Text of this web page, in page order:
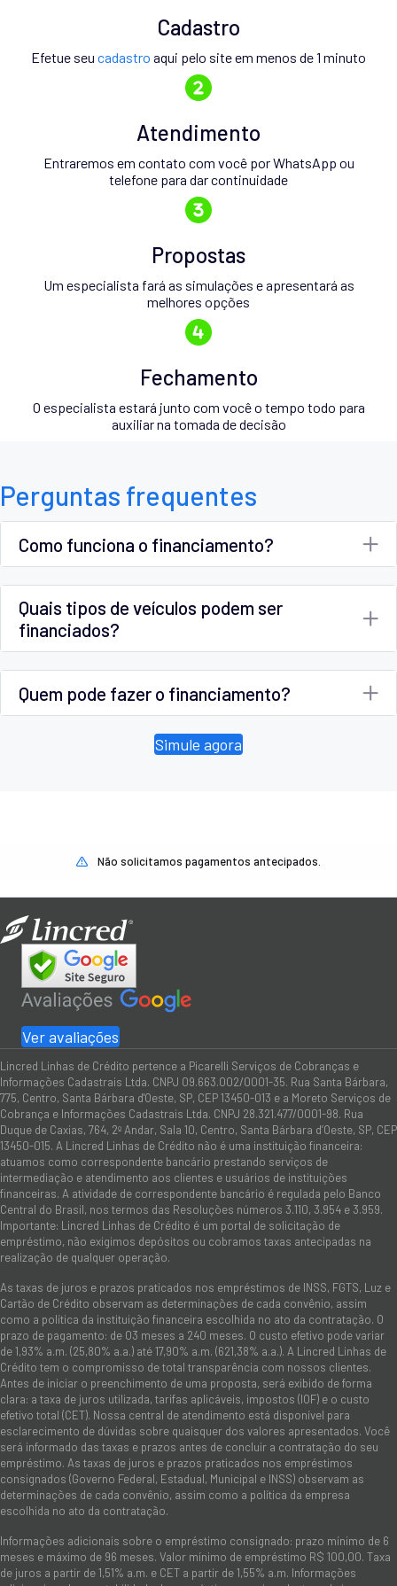
Cadastro
Efetue seu cadastro aqui pelo site em menos de 1 minuto
Atendimento
Entraremos em contato com você por WhatsApp ou
telefone para dar continuidade
Propostas
Um especialista fará as simulações e apresentará as
melhores opções
Fechamento
O especialista estará junto com você o tempo todo para
auxiliar na tomada de decisão
Perguntas frequentes
Como funciona o financiamento?
Quais tipos de veículos podem ser
financiados?
Quem pode fazer o financiamento?
Simule agora
Não solicitamos pagamentos antecipados.
Ver avaliações
Lincred Linhas de Crédito pertence a Picarelli Serviços de Cobranças e
Informações Cadastrais Ltda. CNPJ 09.663.002/0001-35. Rua Santa Bárbara,
775, Centro, Santa Bárbara d'Oeste, SP, CEP 13450-013 e a Moreto Serviços de
Cobrança e Informações Cadastrais Ltda. CNPJ 28.321.477/0001-98. Rua
Duque de Caxias, 764, 2º Andar, Sala 10, Centro, Santa Bárbara d’Oeste, SP, CEP
13450-015. A Lincred Linhas de Crédito não é uma instituição financeira:
atuamos como correspondente bancário prestando serviços de
intermediação e atendimento aos clientes e usuários de instituições
financeiras. A atividade de correspondente bancário é regulada pelo Banco
Central do Brasil, nos termos das Resoluções números 3.110, 3.954 e 3.959.
Importante: Lincred Linhas de Crédito é um portal de solicitação de
empréstimo, não exigimos depósitos ou cobramos taxas antecipadas na
realização de qualquer operação.
As taxas de juros e prazos praticados nos empréstimos de INSS, FGTS, Luz e
Cartão de Crédito observam as determinações de cada convênio, assim
como a política da instituição financeira escolhida no ato da contratação. O
prazo de pagamento: de 03 meses a 240 meses. O custo efetivo pode variar
de 1,93% a.m. (25,80% a.a.) até 17,90% a.m. (621,38% a.a.). A Lincred Linhas de
Crédito tem o compromisso de total transparência com nossos clientes.
Antes de iniciar o preenchimento de uma proposta, será exibido de forma
clara: a taxa de juros utilizada, tarifas aplicáveis, impostos (IOF) e o custo
efetivo total (CET). Nossa central de atendimento está disponível para
esclarecimento de dúvidas sobre quaisquer dos valores apresentados. Você
será informado das taxas e prazos antes de concluir a contratação do seu
empréstimo. As taxas de juros e prazos praticados nos empréstimos
consignados (Governo Federal, Estadual, Municipal e INSS) observam as
determinações de cada convênio, assim como a política da empresa
escolhida no ato da contratação.
Informações adicionais sobre o empréstimo consignado: prazo mínimo de 6
meses e máximo de 96 meses. Valor mínimo de empréstimo R$ 100,00. Taxa
de juros a partir de 1,51% a.m. e CET a partir de 1,55% a.m. Informações